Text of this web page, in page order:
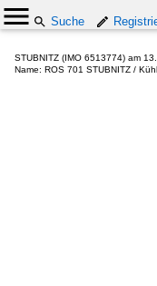
Suche
STUBNITZ (IMO 6513774) am
Name: ROS 701 STUBNITZ /